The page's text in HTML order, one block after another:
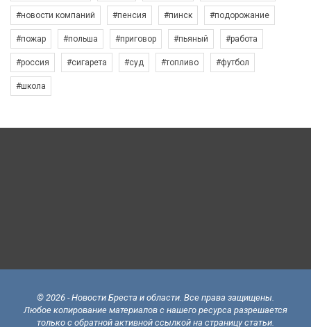
#новости компаний #пенсия #пинск #подорожание
#пожар #польша #приговор #пьяный #работа
#россия #сигарета #суд #топливо #футбол
#школа
© 2026 - Новости Бреста и области. Все права защищены.
Любое копирование материалов с нашего ресурса разрешается
только с обратной активной ссылкой на страницу статьи.